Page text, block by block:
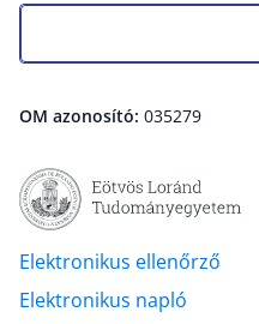
OM azonosító: 035279
Elektronikus ellenőrző
Elektronikus napló